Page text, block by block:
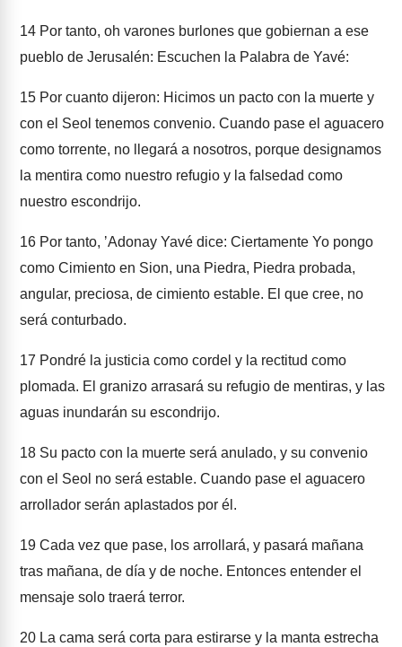
14 Por tanto, oh varones burlones que gobiernan a ese
pueblo de Jerusalén: Escuchen la Palabra de Yavé:
15 Por cuanto dijeron: Hicimos un pacto con la muerte y
con el Seol tenemos convenio. Cuando pase el aguacero
como torrente, no llegará a nosotros, porque designamos
la mentira como nuestro refugio y la falsedad como
nuestro escondrijo.
16 Por tanto, ʼAdonay Yavé dice: Ciertamente Yo pongo
como Cimiento en Sion, una Piedra, Piedra probada,
angular, preciosa, de cimiento estable. El que cree, no
será conturbado.
17 Pondré la justicia como cordel y la rectitud como
plomada. El granizo arrasará su refugio de mentiras, y las
aguas inundarán su escondrijo.
18 Su pacto con la muerte será anulado, y su convenio
con el Seol no será estable. Cuando pase el aguacero
arrollador serán aplastados por él.
19 Cada vez que pase, los arrollará, y pasará mañana
tras mañana, de día y de noche. Entonces entender el
mensaje solo traerá terror.
20 La cama será corta para estirarse y la manta estrecha